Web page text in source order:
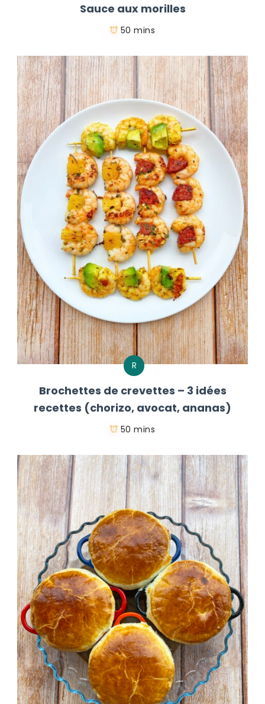
Sauce aux morilles
50 mins
R
Brochettes de crevettes – 3 idées
recettes (chorizo, avocat, ananas)
50 mins